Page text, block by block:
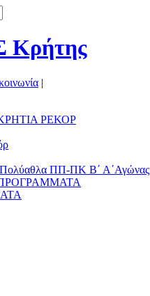
|
ΡΕΚΟΡ
Πολύαθλα ΠΠ-ΠΚ Β΄ Α΄Αγώνας